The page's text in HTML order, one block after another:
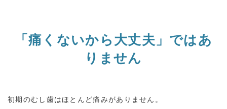
「痛くないから大丈夫」ではあ
りません
初期のむし歯はほとんど痛みがありません。